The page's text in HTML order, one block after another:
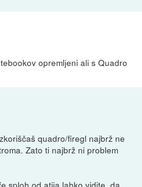
opremljeni ali s Quadro
quadro/firegl najbrž ne
Zato ti najbrž ni problem
sploh od atija lahko vidite, da